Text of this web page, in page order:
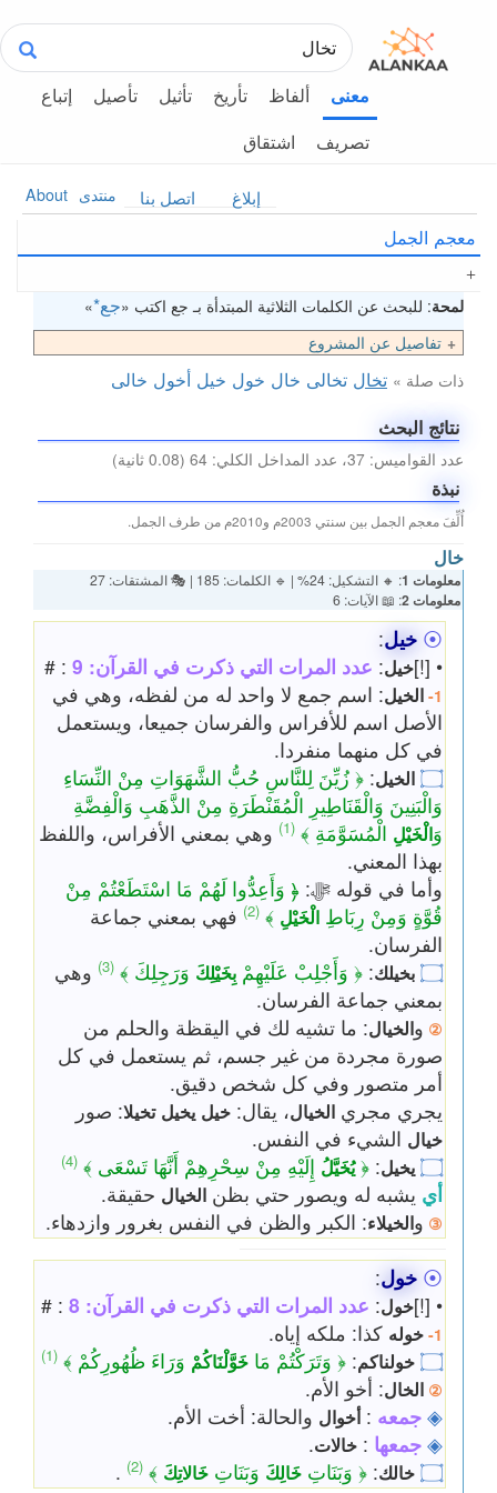
معنى ألفاظ تأريخ تأثيل تأصيل
إتباع
تصريف
اشتقاق
About منتدى اتصل بنا إبلاغ
معجم الجمل
لمحة: للبحث عن الكلمات الثلاثية المبتدأة بـ جع اكتب «جع*»
تفاصيل عن المشروع
ذات صلة » تخال تخالى خال خول خيل أخول خالى
نتائج البحث
عدد القواميس: 37، عدد المداخل الكلي: 64 (0.08 ثانية)
نبذة
أُلِّفَ معجم الجمل بين سنتي 2003م و2010م من طرف الجمل.
خال
معلومات 1 : 🔸 التشكيل: 24% | 🔹 الكلمات: 185 | 🎭 المشتقات: 27
معلومات 2 : 📖 الآيات: 6
⦿ خيل:
• [!]خيل: عدد المرات التي ذكرت في القرآن: 9 : #
1- الخيل: اسم جمع لا واحد له من لفظه، وهي في
الأصل اسم للأفراس والفرسان جميعا، ويستعمل
في كل منهما منفردا.
۝ الخيل: ﴿ زُيِّنَ لِلنَّاسِ حُبُّ الشَّهَوَاتِ مِنْ النِّسَاءِ
وَالْبَنِينَ وَالْقَنَاطِيرِ الْمُقَنْطَرَةِ مِنْ الذَّهَبِ وَالْفِضَّةِ
وَالْخَيْلِالْمُسَوَّمَةِ ﴾ (1)
وهي بمعني الأفراس، واللفظ
بهذا المعني.
وأما في قوله ﷻ: ﴿ وَأَعِدُّوا لَهُمْ مَا اسْتَطَعْتُمْ مِنْ
قُوَّةٍ وَمِنْ رِبَاطِ الْخَيْلِ﴾ (2)
فهي بمعني جماعة
الفرسان.
۝ بخيلك: ﴿ وَأَجْلِبْ عَلَيْهِمْ بِخَيْلِكَوَرَجِلِكَ ﴾ (3)
وهي
بمعني جماعة الفرسان.
② والخيال: ما تشيه لك في اليقظة والحلم من
صورة مجردة من غير جسم، ثم يستعمل في كل
أمر متصور وفي كل شخص دقيق.
يجري مجري الخيال، يقال: خيل يخيل تخيلا: صور
خيالالشيء في النفس.
۝ يخيل: ﴿يُخَيَّلُإِلَيْهِ مِنْ سِحْرِهِمْ أَنَّهَا تَسْعَى ﴾ (4)
أييشبه له ويصور حتي بظن الخيالحقيقة.
③ والخيلاء: الكبر والظن في النفس بغرور وازدهاء.
⦿ خول:
• [!]خول: عدد المرات التي ذكرت في القرآن: 8 : #
1- خولهكذا: ملكه إياه.
۝ خولناكم: ﴿ وَتَرَكْتُمْ مَا خَوَّلْنَاكُمْوَرَاءَ ظُهُورِكُمْ ﴾ (1)
② الخال: أخو الأم.
◈ جمعه : أخوالوالحالة: أخت الأم.
◈ جمعها : خالات.
۝ خالك: ﴿ وَبَنَاتِ خَالِكَوَبَنَاتِ خَالاتِكَ﴾ (2)
.